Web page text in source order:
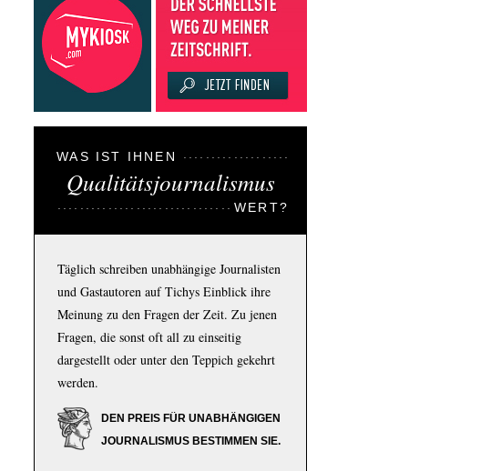
WAS IST IHNEN
Qualitätsjournalismus
WERT?
Täglich schreiben unabhängige Journalisten
und Gastautoren auf Tichys Einblick ihre
Meinung zu den Fragen der Zeit. Zu jenen
Fragen, die sonst oft all zu einseitig
dargestellt oder unter den Teppich gekehrt
werden.
DEN PREIS FÜR UNABHÄNGIGEN
JOURNALISMUS BESTIMMEN SIE.